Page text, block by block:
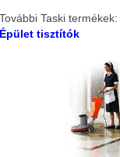
További Taski termékek:
Épület tisztítók